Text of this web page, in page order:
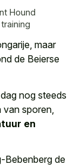
Hound
maar
de Beierse
nog steeds
sporen,
en
Bebenberg de